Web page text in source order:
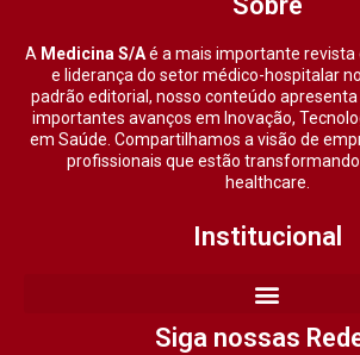
A Medicina S/Aé a mais importante revista
e liderança do setor médico-hospitalar
padrão editorial, nosso conteúdo
importantes avanços em Inovação,
em Saúde. Compartilhamos a visão de
profissionais que estão
healthcare.
Institucional
Siga nossas